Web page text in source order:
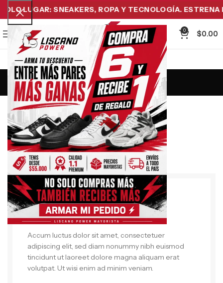
LUGAR: SNEAKERS, ROPA Y TECNOLOGÍA. ESTRENA
Menu
0
$0.00
Portfolio
Our Latest Work
WE ARE CREATIVE AGENCY
Accum luctus dolor sit amet, consectetuer
adipiscing elit, sed diam nonummy nibh euismod
tincidunt ut laoreet dolore magna aliquam erat
volutpat. Ut wisi enim ad minim veniam.